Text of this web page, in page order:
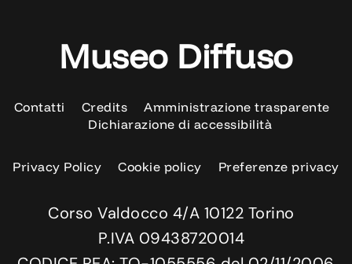
Museo Diffuso
Contatti Credits
Amministrazione trasparente
Dichiarazione di accessibilità
Privacy Policy Cookie policy Preferenze privacy
Corso Valdocco 4/A 10122 Torino
P.IVA 09438720014